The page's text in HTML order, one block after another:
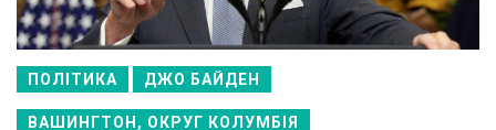
ПОЛІТИКА ДЖО БАЙДЕН
ВАШИНГТОН, ОКРУГ КОЛУМБІЯ